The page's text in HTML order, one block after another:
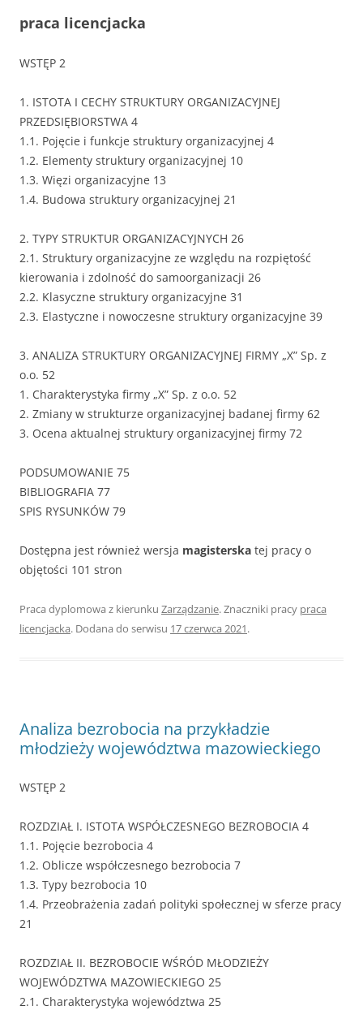
praca licencjacka
WSTĘP 2
1. ISTOTA I CECHY STRUKTURY ORGANIZACYJNEJ
PRZEDSIĘBIORSTWA 4
1.1. Pojęcie i funkcje struktury organizacyjnej 4
1.2. Elementy struktury organizacyjnej 10
1.3. Więzi organizacyjne 13
1.4. Budowa struktury organizacyjnej 21
2. TYPY STRUKTUR ORGANIZACYJNYCH 26
2.1. Struktury organizacyjne ze względu na rozpiętość
kierowania i zdolność do samoorganizacji 26
2.2. Klasyczne struktury organizacyjne 31
2.3. Elastyczne i nowoczesne struktury organizacyjne 39
3. ANALIZA STRUKTURY ORGANIZACYJNEJ FIRMY „X” Sp. z
o.o. 52
1. Charakterystyka firmy „X” Sp. z o.o. 52
2. Zmiany w strukturze organizacyjnej badanej firmy 62
3. Ocena aktualnej struktury organizacyjnej firmy 72
PODSUMOWANIE 75
BIBLIOGRAFIA 77
SPIS RYSUNKÓW 79
Dostępna jest również wersja magisterska tej pracy o
objętości 101 stron
Praca dyplomowa z kierunku Zarządzanie. Znaczniki pracy praca
licencjacka. Dodana do serwisu 17 czerwca 2021.
Analiza bezrobocia na przykładzie
młodzieży województwa mazowieckiego
WSTĘP 2
ROZDZIAŁ I. ISTOTA WSPÓŁCZESNEGO BEZROBOCIA 4
1.1. Pojęcie bezrobocia 4
1.2. Oblicze współczesnego bezrobocia 7
1.3. Typy bezrobocia 10
1.4. Przeobrażenia zadań polityki społecznej w sferze pracy
21
ROZDZIAŁ II. BEZROBOCIE WŚRÓD MŁODZIEŻY
WOJEWÓDZTWA MAZOWIECKIEGO 25
2.1. Charakterystyka województwa 25